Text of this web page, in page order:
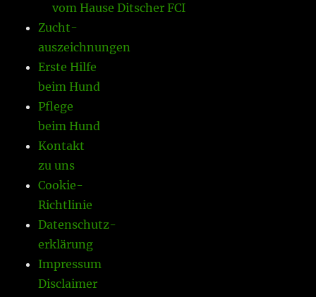
vom Hause Ditscher FCI
Zucht-
auszeichnungen
Erste Hilfe
beim Hund
Pflege
beim Hund
Kontakt
zu uns
Cookie-
Richtlinie
Datenschutz-
erklärung
Impressum
Disclaimer